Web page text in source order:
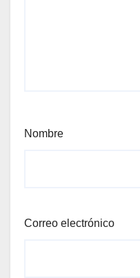
Nombre
Correo electrónico